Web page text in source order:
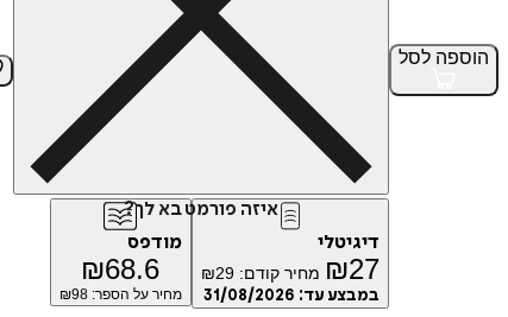
הוספה לסל
איזה פורמט בא לך?
דיגיטלי
₪27 מחיר קודם: ₪29
במבצע עד: 31/08/2026
מודפס
₪68.6
מחיר על הספר: ₪98